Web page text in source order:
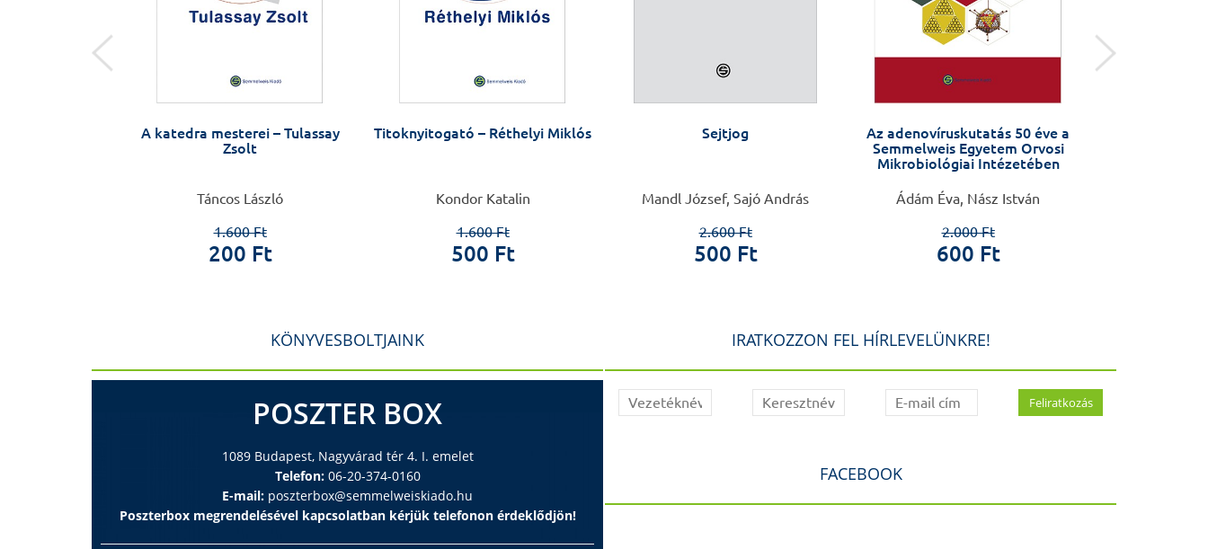
A katedra mesterei – Tulassay
Zsolt
Táncos László
1.600 Ft
200 Ft
Titoknyitogató – Réthelyi Miklós
Kondor Katalin
1.600 Ft
500 Ft
Sejtjog
Mandl József, Sajó András
2.600 Ft
500 Ft
Az adenovíruskutatás 50 éve a
Semmelweis Egyetem Orvosi
Mikrobiológiai Intézetében
Ádám Éva, Nász István
2.000 Ft
600 Ft
KÖNYVESBOLTJAINK
POSZTER BOX
1089 Budapest, Nagyvárad tér 4. I. emelet
Telefon:06-20-374-0160
E-mail: poszterbox@semmelweiskiado.hu
Poszterbox megrendelésével kapcsolatban kérjük telefonon érdeklődjön!
IRATKOZZON FEL HÍRLEVELÜNKRE!
FACEBOOK